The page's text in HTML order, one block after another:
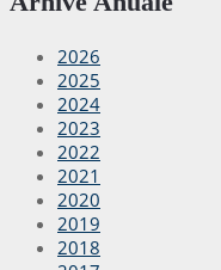
2026
2025
2024
2023
2022
2021
2020
2019
2018